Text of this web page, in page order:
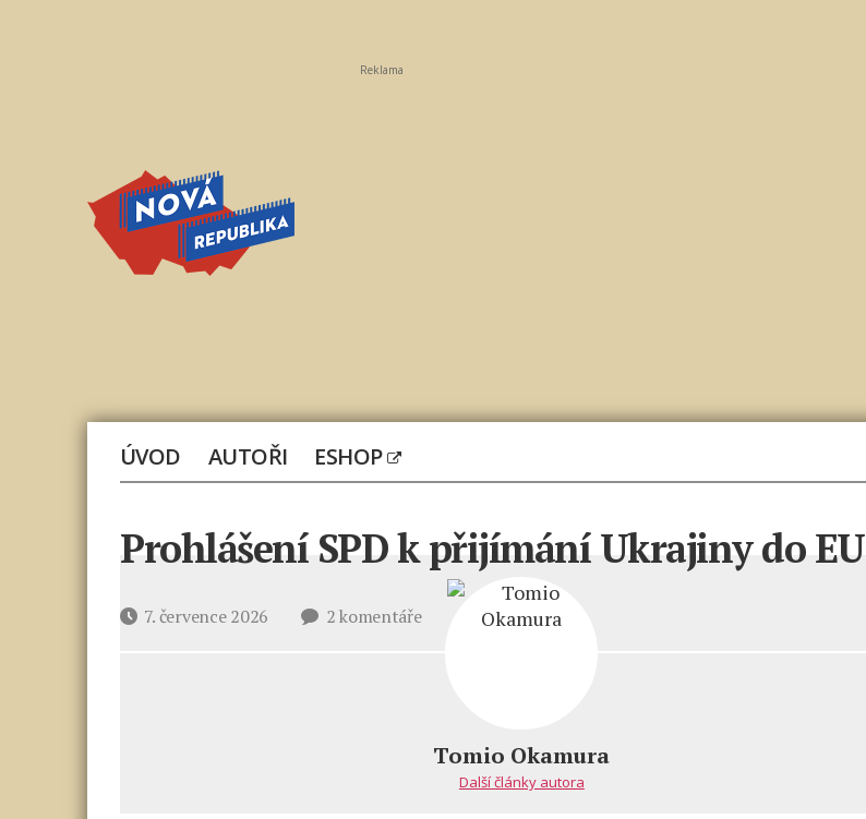
Reklama
ÚVOD AUTOŘI ESHOP
Prohlášení SPD k přijímání Ukrajiny do EU
Datum7. července 2026 2 komentářeu
SPD
k přijímání
Tomio Okamura
Další články autora